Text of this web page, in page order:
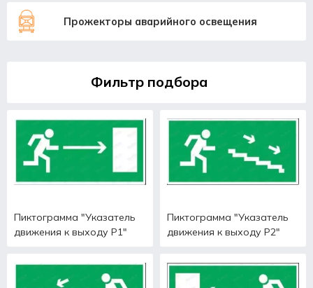
Прожекторы аварийного освещения
Фильтр подбора
Пиктограмма "Указатель
движения к выходу Р1"
Пиктограмма "Указатель
движения к выходу Р2"